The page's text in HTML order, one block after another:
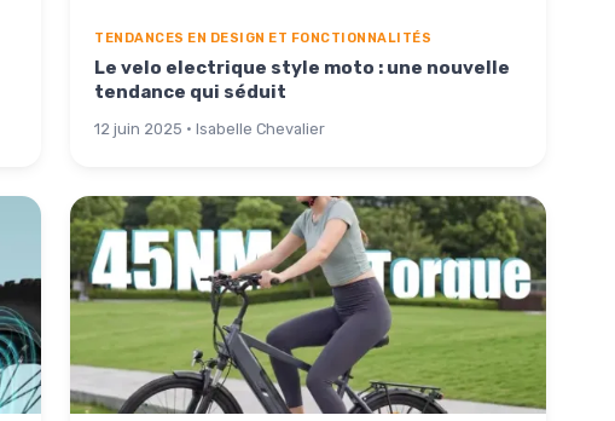
TENDANCES EN DESIGN ET FONCTIONNALITÉS
Le velo electrique style moto : une nouvelle
tendance qui séduit
12 juin 2025 · Isabelle Chevalier